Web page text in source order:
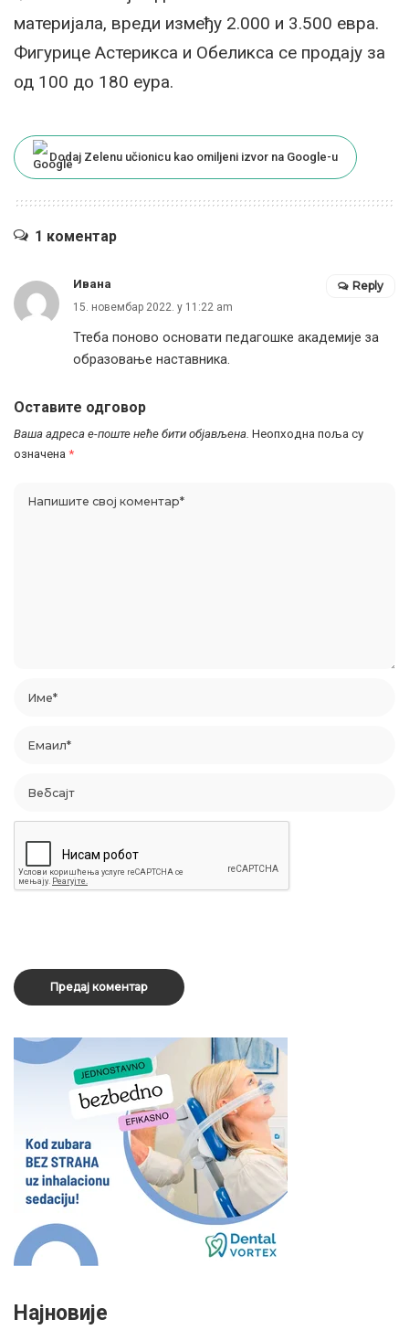
материјала, вреди између 2.000 и 3.500 евра.
Фигурице Астерикса и Обеликса се продају за
од 100 до 180 еура.
Dodaj Zelenu učionicu kao omiljeni izvor na Google-u
1 коментар
Ивана
15. новембар 2022. у 11:22 am
Ттеба поново основати педагошке академије за
образовање наставника.
Reply
Оставите одговор
Ваша адреса е-поште неће бити објављена. Неопходна поља су
означена *
Најновије